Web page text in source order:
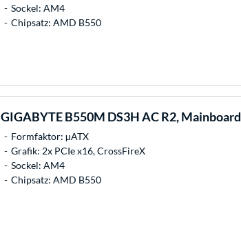
Sockel: AM4
Chipsatz: AMD B550
GIGABYTEB550M DS3H AC R2, Mainboard
Formfaktor: µATX
Grafik: 2x PCIe x16, CrossFireX
Sockel: AM4
Chipsatz: AMD B550